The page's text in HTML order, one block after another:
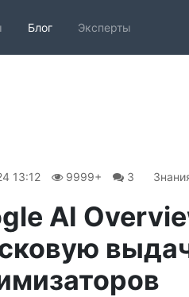
Блог Эксперты
13:12 9999+ 3
AI